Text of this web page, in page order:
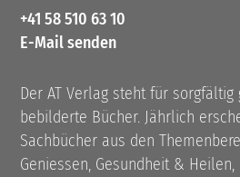
+41 58 510 63 10
E-Mail senden
Der AT Verlag steht für
bebilderte Bücher. Jährlich
Sachbücher aus den
Geniessen, Gesundheit &